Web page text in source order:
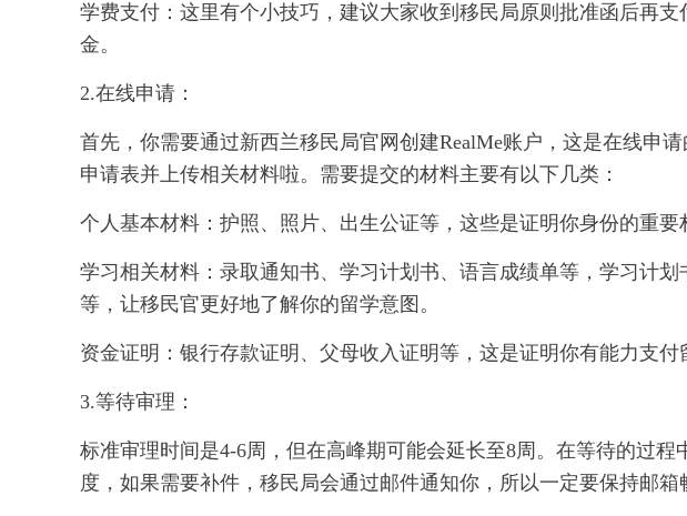
学费支付：这里有个小技巧，建议大家收到移民局原则批准函后再
金。
2.在线申请：
首先，你需要通过新西兰移民局官网创建RealMe账户，这是在线申
申请表并上传相关材料啦。需要提交的材料主要有以下几类：
个人基本材料：护照、照片、出生公证等，这些是证明你身份的重要
学习相关材料：录取通知书、学习计划书、语言成绩单等，学习计
等，让移民官更好地了解你的留学意图。
资金证明：银行存款证明、父母收入证明等，这是证明你有能力支付
3.等待审理：
标准审理时间是4-6周，但在高峰期可能会延长至8周。在等待的过
度，如果需要补件，移民局会通过邮件通知你，所以一定要保持邮箱